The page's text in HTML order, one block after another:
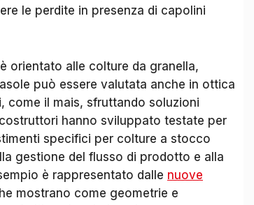
le perdite in presenza di capolini
orientato alle colture da granella,
può essere valutata anche in ottica
come il mais, sfruttando soluzioni
hanno sviluppato testate per
specifici per colture a stocco
gestione del flusso di prodotto e alla
è rappresentato dalle nuove
mostrano come geometrie e